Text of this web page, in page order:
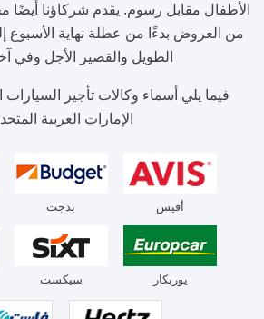
الأطفال مقابل رسوم. يقدم شركاؤنا أيضًا
من العروض بدءًا من عطلة نهاية الأسبوع
الطويل والقصير الأجل وفي
فيما يلي أسماء وكالات تأجير
الإمارات العربية
أفيس بدجت
يوربكار سيكست